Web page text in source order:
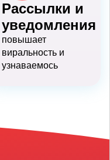
Рассылки и
уведомления
повышает
виральность и
узнаваемось